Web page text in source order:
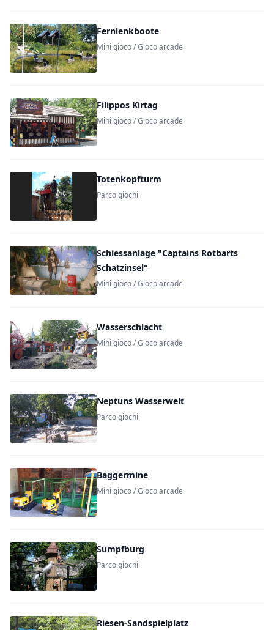
Fernlenkboote
Mini gioco / Gioco arcade
Filippos Kirtag
Mini gioco / Gioco arcade
Totenkopfturm
Parco giochi
Schiessanlage "Captains Rotbarts
Schatzinsel"
Mini gioco / Gioco arcade
Wasserschlacht
Mini gioco / Gioco arcade
Neptuns Wasserwelt
Parco giochi
Baggermine
Mini gioco / Gioco arcade
Sumpfburg
Parco giochi
Riesen-Sandspielplatz